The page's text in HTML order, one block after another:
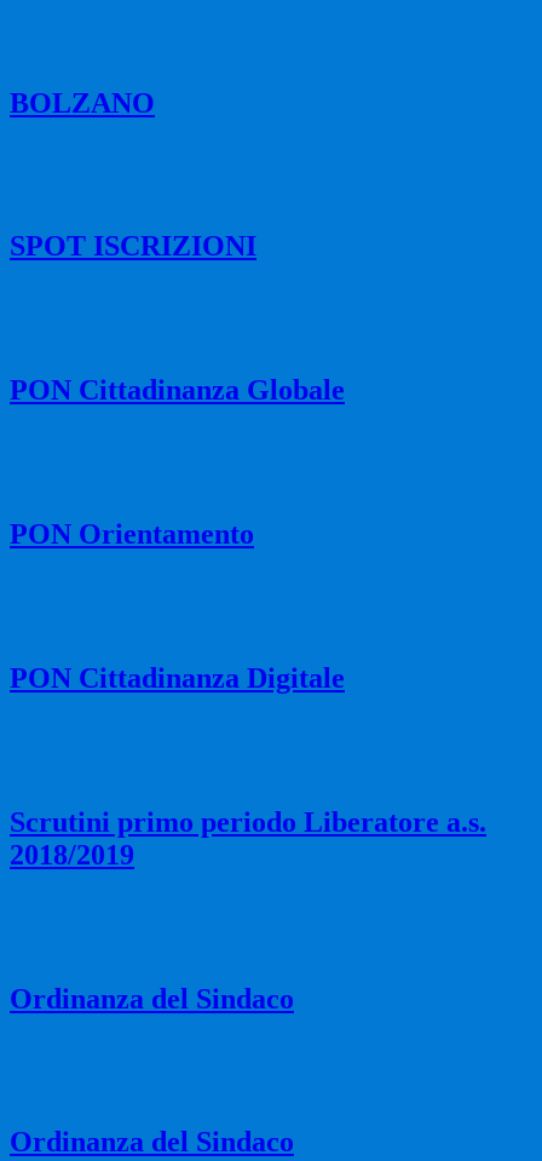
BOLZANO
SPOT ISCRIZIONI
PON Cittadinanza Globale
PON Orientamento
PON Cittadinanza Digitale
Scrutini primo periodo Liberatore a.s.
2018/2019
Ordinanza del Sindaco
Ordinanza del Sindaco